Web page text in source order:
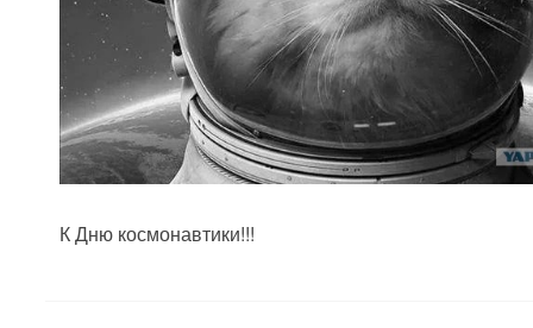
К Дню космонавтики!!!